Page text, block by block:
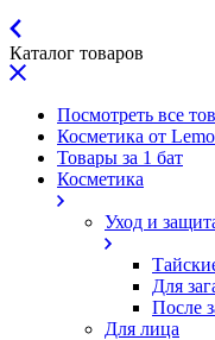
Каталог товаров
Посмотреть все
Косметика от
Товары за 1 бат
Косметика
Уход и
Для
После
Для лица